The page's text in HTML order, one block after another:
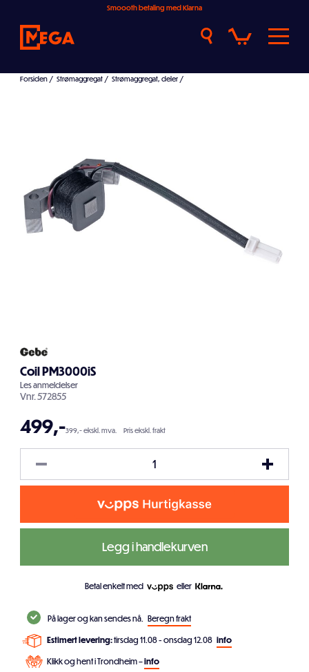
Smoooth betaling med Klarna
Forsiden / Strømaggregat / Strømaggregat, deler /
Coil PM3000iS
Lesanmeldelser
Vnr.572855
499,-399,- ekskl. mva. Pris ekskl. frakt
Legg i handlekurven
Betal enkelt med eller
På lager og kan sendes nå. Beregn frakt
Estimert levering:tirsdag 11.08 - onsdag 12.08 info
Klikk og hent i Trondheim –info